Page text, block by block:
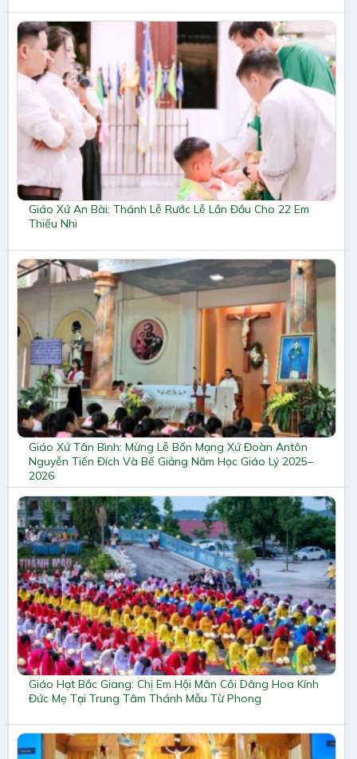
Giáo Xứ An Bài: Thánh Lễ Rước Lễ Lần Đầu Cho 22 Em
Thiếu Nhi
Giáo Xứ Tân Bình: Mừng Lễ Bổn Mạng Xứ Đoàn Antôn
Nguyễn Tiến Đích Và Bế Giảng Năm Học Giáo Lý 2025–
2026
Giáo Hạt Bắc Giang: Chị Em Hội Mân Côi Dâng Hoa Kính
Đức Mẹ Tại Trung Tâm Thánh Mẫu Từ Phong